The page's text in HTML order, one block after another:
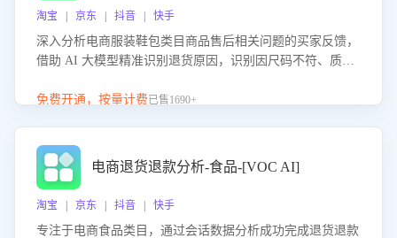
淘宝 | 京东 | 抖音 | 快手
深入分析电商服装鞋包类目商品售后相关问题的买家反馈，
借助 AI 大模型精准识别退货原因，识别因尺码不符、质量
议，助力商家优化产品或服务，实现销售额的显著提升。
免费开通，按量计费已售1690+
电商退货退款分析-食品-[VOC AI]
淘宝 | 京东 | 抖音 | 快手
专注于电商食品类目，通过会话数据分析成功完成退货退款